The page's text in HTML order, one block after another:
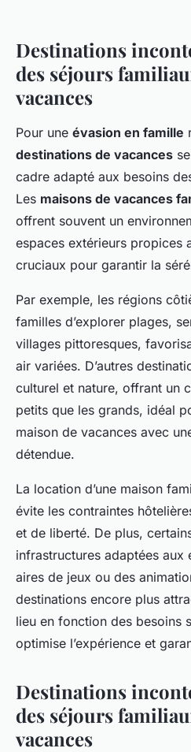
Destinations
des séjours
vacances
Pour une évasion en famille
destinations de vacances
cadre adapté aux besoins
Les maisons de vacances
offrent souvent un
espaces extérieurs propices
cruciaux pour garantir la
Par exemple, les régions
familles d’explorer plages,
villages pittoresques,
air variées. D’autres
culturel et nature, offrant un
petits que les grands, idéal
maison de vacances avec
détendue.
La location d’une maison
évite les contraintes
et de liberté. De plus,
infrastructures adaptées aux
aires de jeux ou des
destinations encore plus
lieu en fonction des besoins
optimise l’expérience et
Destinations
des séjours
vacances